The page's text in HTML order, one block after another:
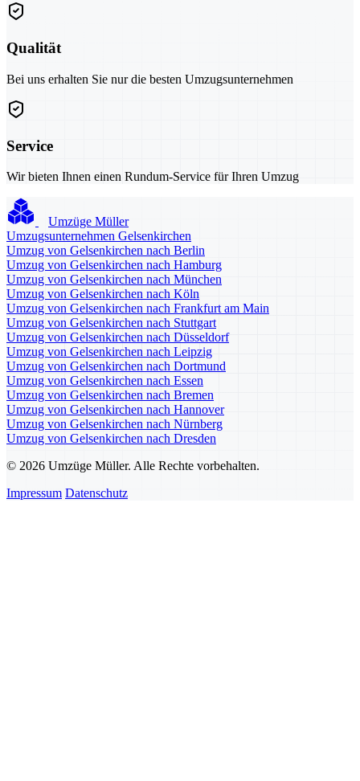
Qualität
Bei uns erhalten Sie nur die besten Umzugsunternehmen
Service
Wir bieten Ihnen einen Rundum-Service für Ihren Umzug
Umzüge Müller
Umzugsunternehmen Gelsenkirchen
Umzug von Gelsenkirchen nach Berlin
Umzug von Gelsenkirchen nach Hamburg
Umzug von Gelsenkirchen nach München
Umzug von Gelsenkirchen nach Köln
Umzug von Gelsenkirchen nach Frankfurt am Main
Umzug von Gelsenkirchen nach Stuttgart
Umzug von Gelsenkirchen nach Düsseldorf
Umzug von Gelsenkirchen nach Leipzig
Umzug von Gelsenkirchen nach Dortmund
Umzug von Gelsenkirchen nach Essen
Umzug von Gelsenkirchen nach Bremen
Umzug von Gelsenkirchen nach Hannover
Umzug von Gelsenkirchen nach Nürnberg
Umzug von Gelsenkirchen nach Dresden
© 2026 Umzüge Müller. Alle Rechte vorbehalten.
Impressum Datenschutz